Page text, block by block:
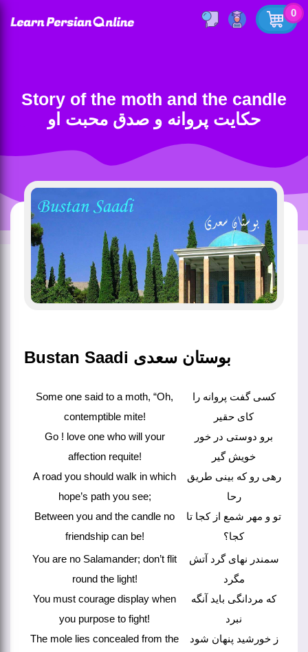
0
Story of the moth and the candle
حکایت پروانه و صدق محبت او
Bustan Saadi بوستان سعدی
Some one said to a moth, “Oh,
contemptible mite!
Go ! love one who will your
affection requite!
A road you should walk in which
hope’s path you see;
Between you and the candle no
friendship can be!
کسی گفت پروانه را
کای حقیر
برو دوستی در خور
خویش گیر
رهی رو که بینی طریق
رحا
تو و مهر شمع از کجا تا
کجا؟
You are no Salamander; don’t flit
round the light!
You must courage display when
you purpose to fight!
The mole lies concealed from the
سمندر نهای گرد آتش
مگرد
که مردانگی باید آنگه
نبرد
ز خورشید پنهان شود